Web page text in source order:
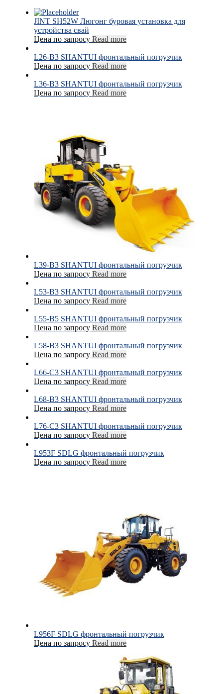
JINT SH52W Люгонг буровая установка для
устройства свай
Цена по запросу Read more
L26-B3 SHANTUI фронтальный погрузчик
Цена по запросу Read more
L36-B3 SHANTUI фронтальный погрузчик
Цена по запросу Read more
L39-B3 SHANTUI фронтальный погрузчик
Цена по запросу Read more
L53-B3 SHANTUI фронтальный погрузчик
Цена по запросу Read more
L55-B5 SHANTUI фронтальный погрузчик
Цена по запросу Read more
L58-B3 SHANTUI фронтальный погрузчик
Цена по запросу Read more
L66-C3 SHANTUI фронтальный погрузчик
Цена по запросу Read more
L68-B3 SHANTUI фронтальный погрузчик
Цена по запросу Read more
L76-С3 SHANTUI фронтальный погрузчик
Цена по запросу Read more
L953F SDLG фронтальный погрузчик
Цена по запросу Read more
L956F SDLG фронтальный погрузчик
Цена по запросу Read more